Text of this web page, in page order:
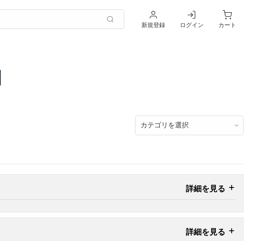
新規登録 ログイン カート
詳細を見る
詳細を見る